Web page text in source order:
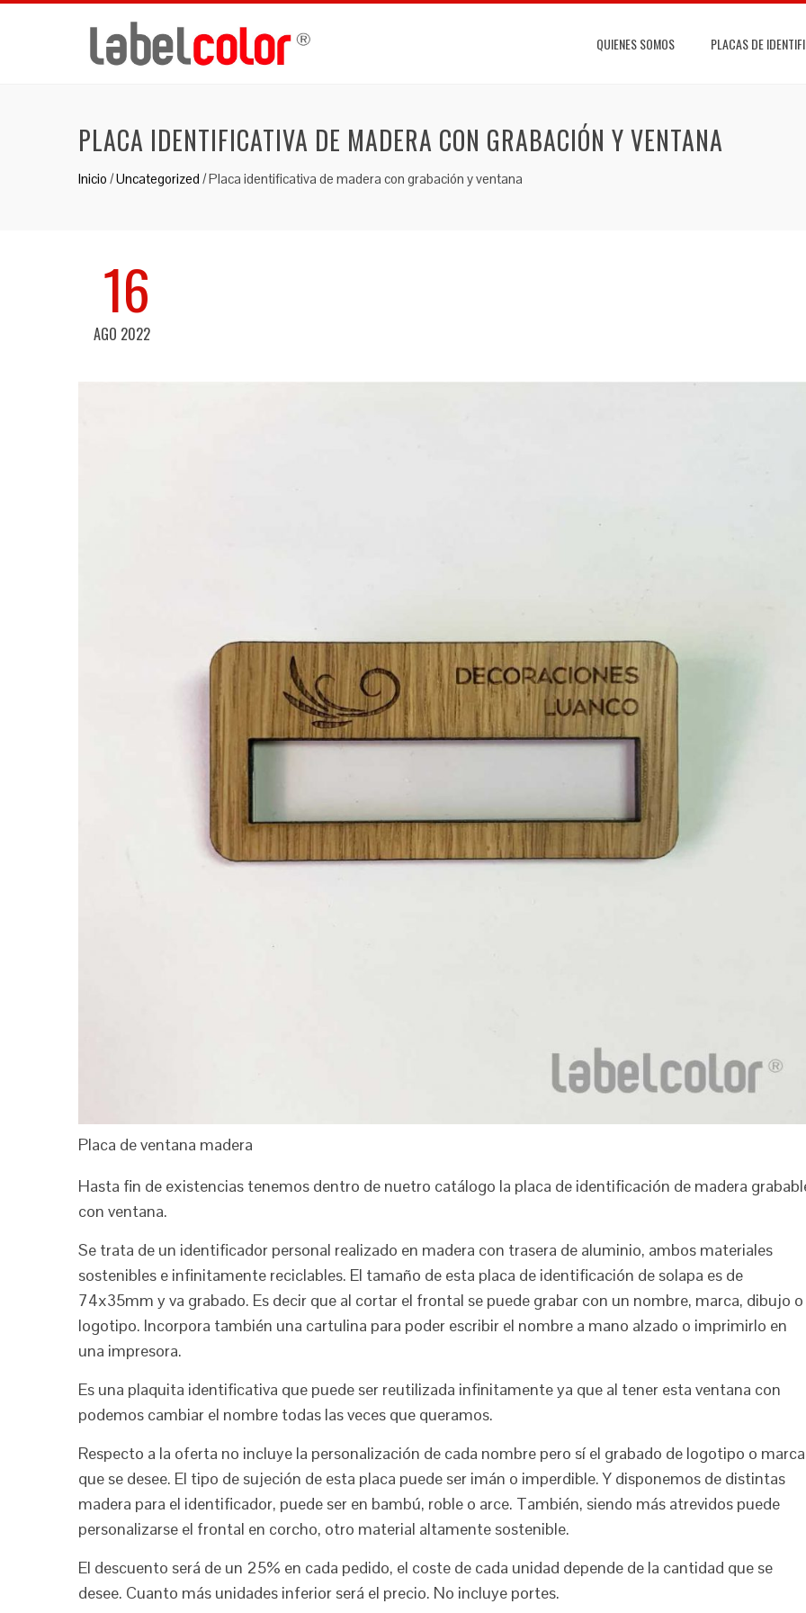
QUIENES SOMOS PLACAS DE
PLACA IDENTIFICATIVA DE MADERA CON GRABACIÓN Y VENTANA
Inicio /Uncategorized /Placa identificativa de madera con grabación y ventana
16
AGO 2022
Placa de ventana madera
Hasta fin de existencias tenemos dentro de nuetro catálogo la placa de identificación de madera
con ventana.
Se trata de un identificador personal realizado en madera con trasera de aluminio, ambos materiales
sostenibles e infinitamente reciclables. El tamaño de esta placa de identificación de solapa es de
74x35mm y va grabado. Es decir que al cortar el frontal se puede grabar con un nombre, marca, dibujo o
logotipo. Incorpora también una cartulina para poder escribir el nombre a mano alzado o imprimirlo en
una impresora.
Es una plaquita identificativa que puede ser reutilizada infinitamente ya que al tener esta ventana con
podemos cambiar el nombre todas las veces que queramos.
Respecto a la oferta no incluye la personalización de cada nombre pero sí el grabado de logotipo o marca
que se desee. El tipo de sujeción de esta placa puede ser imán o imperdible. Y disponemos de distintas
madera para el identificador, puede ser en bambú, roble o arce. También, siendo más atrevidos puede
personalizarse el frontal en corcho, otro material altamente sostenible.
El descuento será de un 25% en cada pedido, el coste de cada unidad depende de la cantidad que se
desee. Cuanto más unidades inferior será el precio. No incluye portes.